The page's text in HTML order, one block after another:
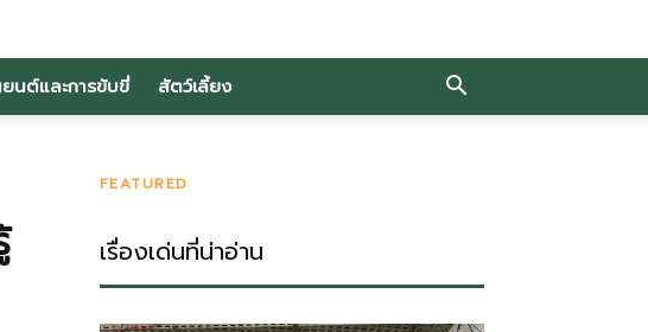
นต์และการขับขี่ สัตว์เลี้ยง
FEATURED
เรื่องเด่นที่น่าอ่าน